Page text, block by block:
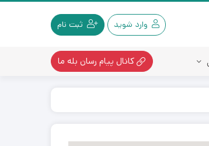
وارد شوید ثبت نام
کانال پیام رسان بله ما